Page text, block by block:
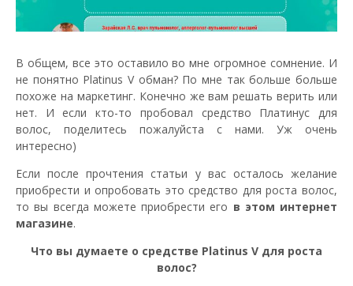
В общем, все это оставило во мне огромное сомнение. И
не понятно Platinus V обман? По мне так больше больше
похоже на маркетинг. Конечно же вам решать верить или
нет. И если кто-то пробовал средство Платинус для
волос, поделитесь пожалуйста с нами. Уж очень
интересно)
Если после прочтения статьи у вас осталось желание
приобрести и опробовать это средство для роста волос,
то вы всегда можете приобрести его в этом интернет
магазине.
Что вы думаете о средстве Platinus V для роста
волос?